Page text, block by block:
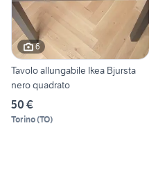
6
Tavolo allungabile Ikea Bjursta
nero quadrato
50 €
Torino(TO)